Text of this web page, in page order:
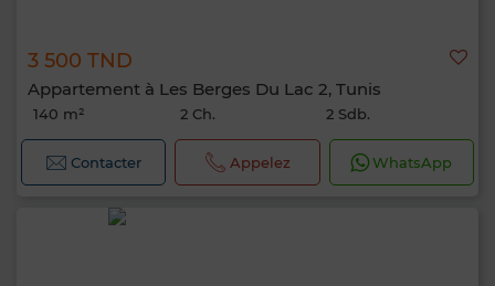
3 500 TND
Appartement à Les Berges Du Lac 2, Tunis
140 m² 2 Ch. 2 Sdb.
Contacter Appelez WhatsApp